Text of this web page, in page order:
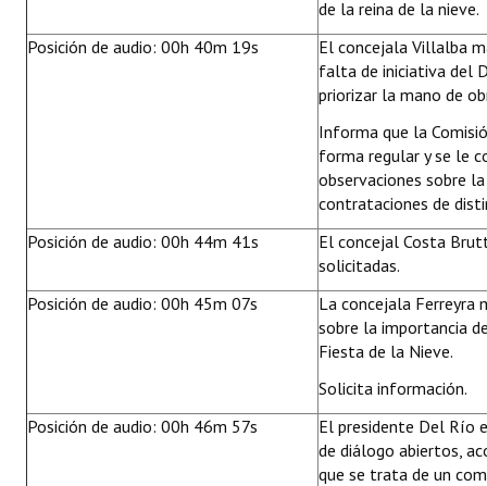
de la reina de la nieve.
Posición de audio: 00h 40m 19s
El concejala Villalba
falta de iniciativa del
priorizar la mano de
Informa que la
forma regular y se le
observaciones sobre
contrataciones de
Posición de audio: 00h 44m 41s
El concejal Costa
solicitadas.
Posición de audio: 00h 45m 07s
La concejala Ferreyra
sobre la importancia
Fiesta de la Nieve.
Solicita información.
Posición de audio: 00h 46m 57s
El presidente Del Río
de diálogo abiertos,
que se trata de un